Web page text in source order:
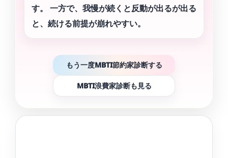
す。 一方で、我慢が続くと反動が出るが出る
と、続ける前提が崩れやすい。
もう一度MBTI節約家診断する
MBTI浪費家診断も見る